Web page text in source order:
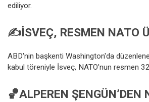
ediliyor.
✍İSVEÇ, RESMEN NATO
ABD'nin başkenti Washington'da
kabul töreniyle İsveç, NATO'nun resmen
🏀ALPEREN ŞENGÜN’DEN